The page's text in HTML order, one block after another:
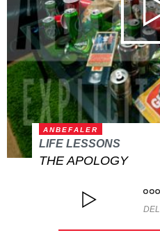
ANBEFALER
LIFE LESSONS
THE APOLOGY
DEL